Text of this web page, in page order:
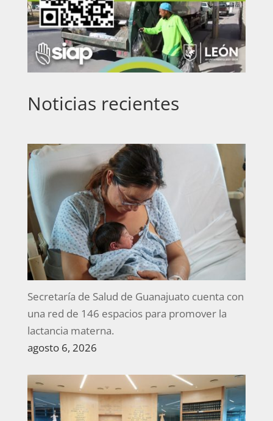
Noticias recientes
Secretaría de Salud de Guanajuato cuenta con
una red de 146 espacios para promover la
lactancia materna.
agosto 6, 2026